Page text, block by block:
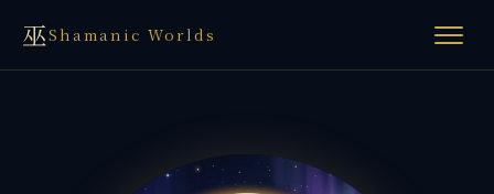
巫Shamanic Worlds